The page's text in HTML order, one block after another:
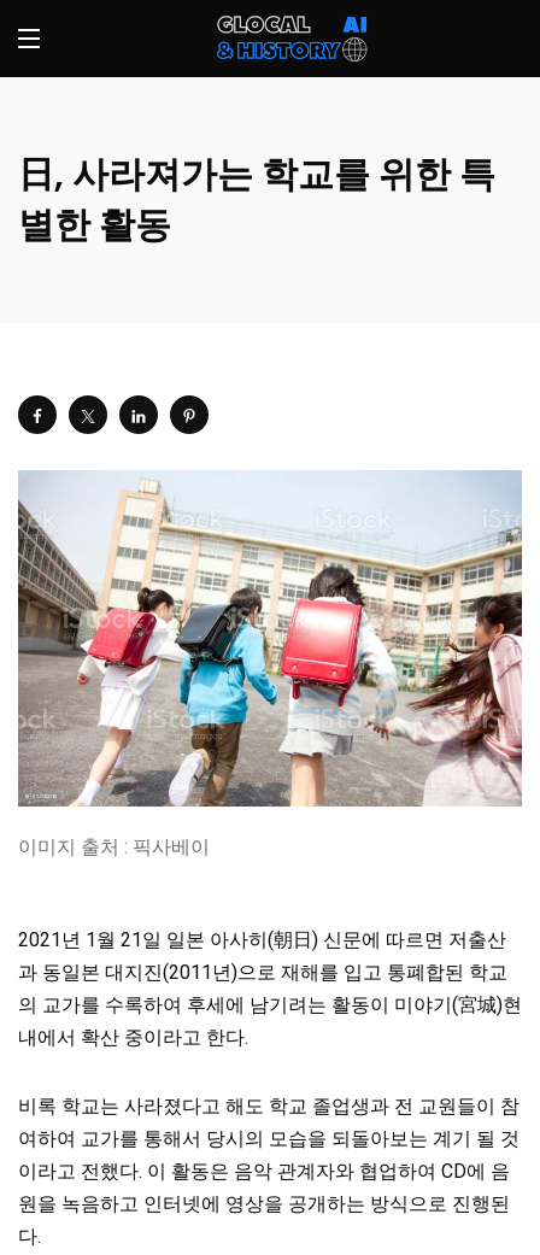
日, 사라져가는 학교를 위한 특
별한 활동
이미지 출처 : 픽사베이
2021년 1월 21일 일본 아사히(朝日) 신문에 따르면 저출산
과 동일본 대지진(2011년)으로 재해를 입고 통폐합된 학교
의 교가를 수록하여 후세에 남기려는 활동이 미야기(宮城)현
내에서 확산 중이라고 한다.
비록 학교는 사라졌다고 해도 학교 졸업생과 전 교원들이 참
여하여 교가를 통해서 당시의 모습을 되돌아보는 계기 될 것
이라고 전했다. 이 활동은 음악 관계자와 협업하여 CD에 음
원을 녹음하고 인터넷에 영상을 공개하는 방식으로 진행된
다.